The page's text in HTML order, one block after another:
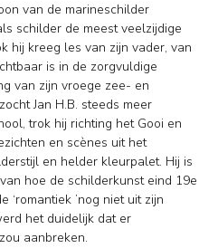
van de marineschilder
schilder de meest veelzijdige
hij kreeg les van zijn vader, van
is in de zorgvuldige
van zijn vroege zee- en
Jan H.B. steeds meer
trok hij richting het Gooi en
en scènes uit het
en helder kleurpalet. Hij is
hoe de schilderkunst eind 19e
’nog niet uit zijn
het duidelijk dat er
aanbreken.